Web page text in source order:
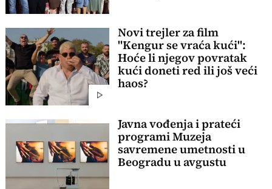
Novi trejler za film
"Kengur se vraća kući":
Hoće li njegov povratak
kući doneti red ili još veći
haos?
Javna vođenja i prateći
programi Muzeja
savremene umetnosti u
Beogradu u avgustu